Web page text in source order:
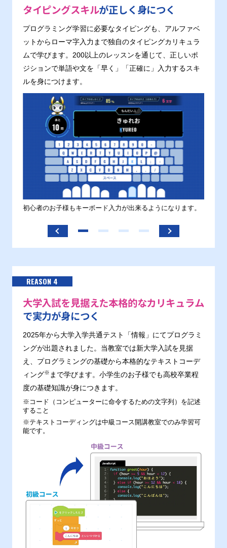
タイピングスキルが正しく身につく
プログラミング学習に必要なタイピングも、アルファベ
ットからローマ字入力まで独自のタイピングカリキュラ
ムで学びます。200以上のレッスンを通じて、正しいポ
ジションで単語や文を「早く」「正確に」入力するスキ
ルを身につけます。
初心者のお子様もキーボード入力が出来るようになります。
REASON 4
大学入試を見据えた本格的なカリキュラム
で実力が身につく
2025年から大学入学共通テスト「情報」にてプログラミ
ングが出題されました。当教室では新大学入試を見据
え、プログラミングの基礎から本格的なテキストコーデ
ィング※ まで学びます。小学生のお子様でも高校卒業程
度の基礎知識が身につきます。
※コード（コンピューターに命令するための文字列）を記述
すること
※テキストコーディングは中級コース開講教室でのみ学習可
能です。